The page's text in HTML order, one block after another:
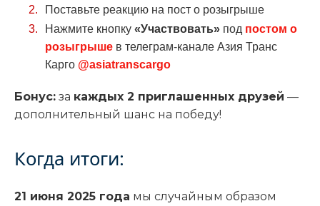
Поставьте реакцию на пост о розыгрыше
Нажмите кнопку «Участвовать»под постом о
розыгрыше в телеграм-канале Азия Транс
Карго @asiatranscargo
Бонус: за каждых 2 приглашенных друзей —
дополнительный шанс на победу!
Когда итоги:
21 июня 2025 года мы случайным образом